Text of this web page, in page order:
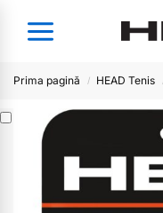
Prima pagină / HEAD Tenis